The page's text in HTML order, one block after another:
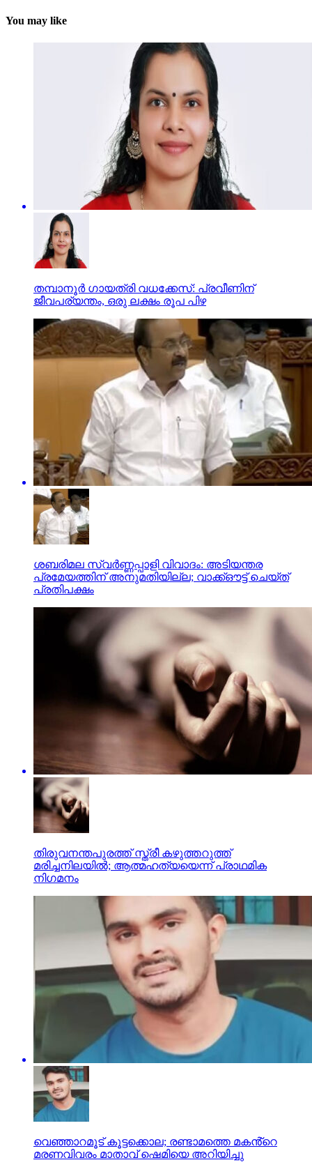
You may like
തമ്പാനൂര്‍ ഗായത്രി വധക്കേസ്: പ്രവീണിന്
ജീവപര്യന്തം, ഒരു ലക്ഷം രൂപ പിഴ
ശബരിമല സ്വര്‍ണ്ണപ്പാളി വിവാദം: അടിയന്തര
പ്രമേയത്തിന് അനുമതിയില്ല; വാക്ക്ഔട്ട് ചെയ്ത്
പ്രതിപക്ഷം
തിരുവനന്തപുരത്ത് സ്ത്രീ കഴുത്തറുത്ത്
മരിച്ചനിലയില്‍; ആത്മഹത്യയെന്ന് പ്രാഥമിക
നിഗമനം
വെഞ്ഞാറമൂട് കൂട്ടക്കൊല; രണ്ടാമത്തെ മകൻ്റെ
മരണവിവരം മാതാവ് ഷെമിയെ അറിയിച്ചു